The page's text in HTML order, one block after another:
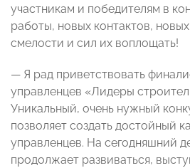
участникам и победителям в
работы, новых контактов,
смелости и сил их воплощать!
— Я рад приветствовать
управленцев «Лидеры
Уникальный, очень нужный
позволяет создать достойный
управленцев. На сегодняшний
продолжает развиваться,